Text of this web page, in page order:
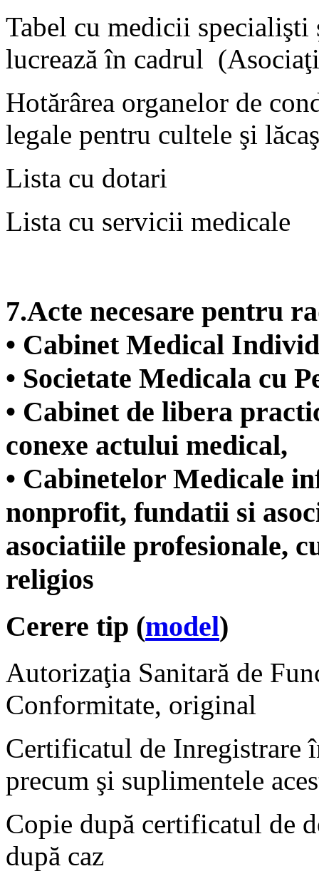
Tabel cu medicii
lucrează în cadrul
Hotărârea organelor de
legale pentru cultele şi
Lista cu dotari
Lista cu servicii medicale
7.Acte necesare pentru
• Cabinet Medical
• Societate Medicala cu
• Cabinet de libera
conexe actului medical,
• Cabinetelor Medicale
nonprofit, fundatii si
asociatiile profesionale,
religios
Cerere tip (model)
Autorizaţia Sanitară de
Conformitate, original
Certificatul de Inregistrare
precum şi suplimentele
Copie după certificatul de
după caz